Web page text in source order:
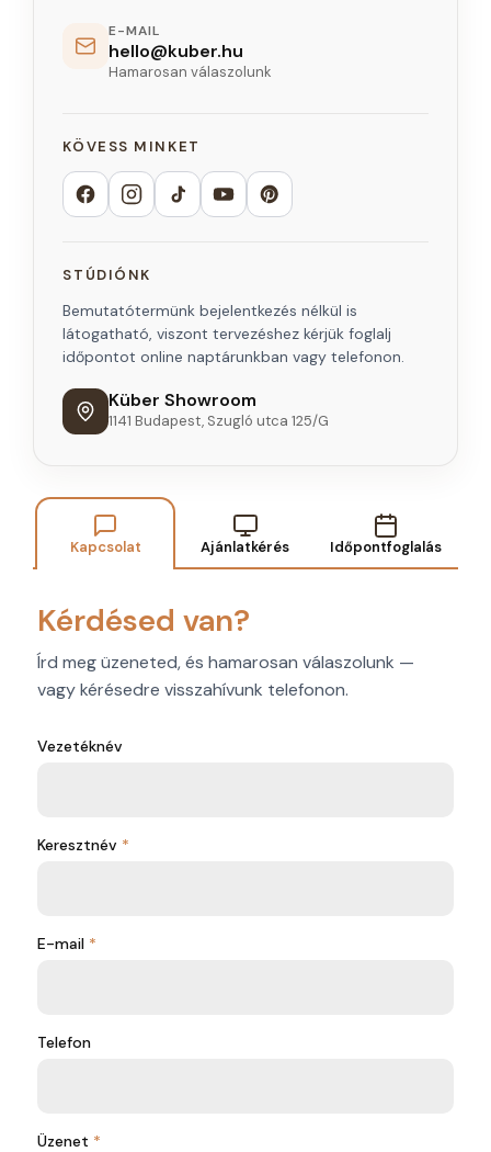
E-MAIL
hello@kuber.hu
Hamarosan válaszolunk
KÖVESS MINKET
STÚDIÓNK
Bemutatótermünk bejelentkezés nélkül is
látogatható, viszont tervezéshez kérjük foglalj
időpontot online naptárunkban vagy telefonon.
Küber Showroom
1141 Budapest, Szugló utca 125/G
Kapcsolat Ajánlatkérés Időpontfoglalás
Kérdésed van?
Írd meg üzeneted, és hamarosan válaszolunk —
vagy kérésedre visszahívunk telefonon.
Kapcsolati űrlap
Vezetéknév
Keresztnév
E-mail
Telefon
Üzenet